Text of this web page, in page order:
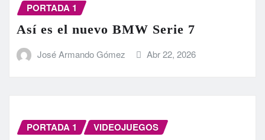
PORTADA 1
Así es el nuevo BMW Serie 7
José Armando Gómez Abr 22, 2026
PORTADA 1 VIDEOJUEGOS